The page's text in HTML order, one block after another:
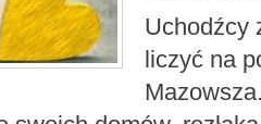
Uchodźcy
liczyć na